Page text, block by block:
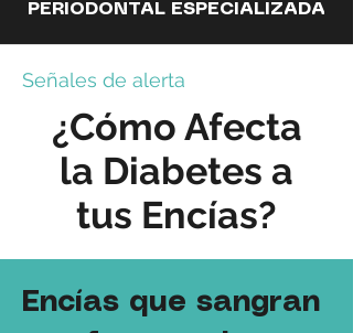
PERIODONTAL ESPECIALIZADA
Señales de alerta
¿Cómo Afecta
la Diabetes a
tus Encías?
Encías que sangran